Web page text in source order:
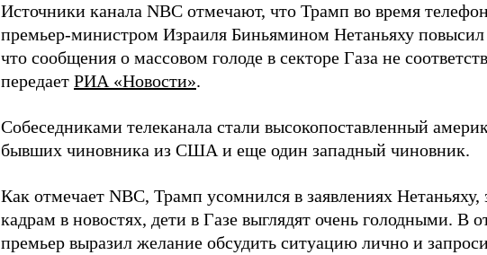
Источники канала NBC отмечают, что Трамп во время
премьер-министром Израиля Биньямином Нетаньяху повысил
что сообщения о массовом голоде в секторе Газа не
передает РИА «Новости».
Собеседниками телеканала стали высокопоставленный
бывших чиновника из США и еще один западный чиновник.
Как отмечает NBC, Трамп усомнился в заявлениях Нетаньяху,
кадрам в новостях, дети в Газе выглядят очень голодными. В
премьер выразил желание обсудить ситуацию лично и